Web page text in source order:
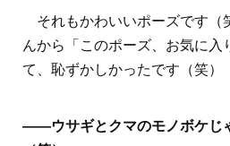
それもかわいいポーズです（
んから「このポーズ、お気に入
て、恥ずかしかったです（笑）
――ウサギとクマのモノボケじ